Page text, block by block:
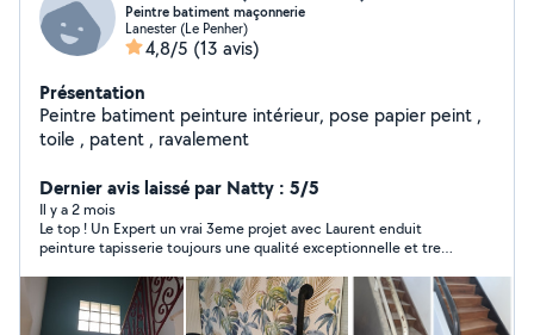
Peintre batiment maçonnerie
Lanester (Le Penher)
4,8/5 (13 avis)
Présentation
Peintre batiment peinture intérieur, pose papier peint ,
toile , patent , ravalement
Dernier avis laissé par Natty : 5/5
Il y a 2 mois
Le top ! Un Expert un vrai 3eme projet avec Laurent enduit
peinture tapisserie toujours une qualité exceptionnelle et tres